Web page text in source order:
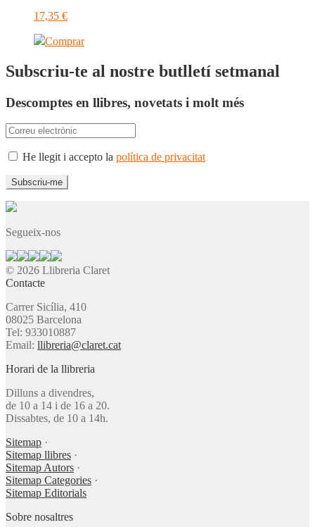
17,35 €
Comprar
Subscriu-te al nostre butlletí setmanal
Descomptes en llibres, novetats i molt més
He llegit i accepto la política de privacitat
Segueix-nos
© 2026 Llibreria Claret
Contacte
Carrer Sicília, 410
08025 Barcelona
Tel: 933010887
Email: llibreria@claret.cat
Horari de la llibreria
Dilluns a divendres,
de 10 a 14 i de 16 a 20.
Dissabtes, de 10 a 14h.
Sitemap ·
Sitemap llibres ·
Sitemap Autors ·
Sitemap Categories ·
Sitemap Editorials
Sobre nosaltres